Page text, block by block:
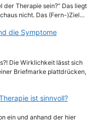
der Therapie sein?“ Das liegt
nicht. Das (Fern-)Ziel…
die Symptome
Die Wirklichkeit lässt sich
Briefmarke plattdrücken,
ist sinnvoll?
ein und anhand der hier